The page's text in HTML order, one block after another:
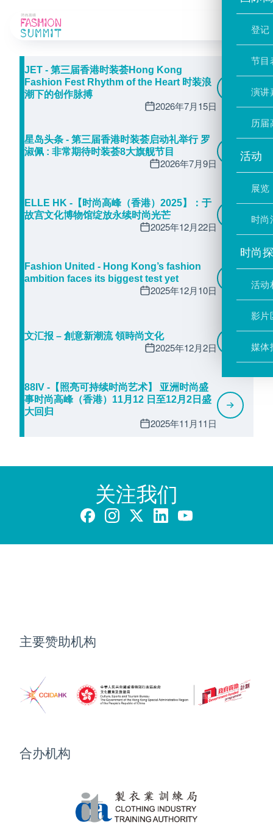
登记
节目
演讲
历届
活动
展览
时尚
时尚
活动
影片
媒体
JET - 第三届香港时装荟Hong Kong
Fashion Fest Rhythm of the Heart 时装浪
潮下的创作脉搏
2026年7月15日
星岛头条 - 第三届香港时装荟启动礼举行 罗
淑佩 : 非常期待时装荟8大旗舰节目
2026年7月9日
ELLE HK -【时尚高峰（香港）2025】：于
故宫文化博物馆绽放永续时尚光芒
2025年12月22日
Fashion United - Hong Kong’s fashion
ambition faces its biggest test yet
2025年12月10日
文汇报 – 創意新潮流 領時尚文化
2025年12月2日
88IV -【照亮可持续时尚艺术】 亚洲时尚盛
事时尚高峰（香港）11月12 日至12月2日盛
大回归
2025年11月11日
关注我们
主要赞助机构
合办机构